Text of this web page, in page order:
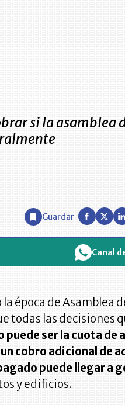
si la
Guardar
Canal
la época de Asamblea
todas las decisiones
puede ser la cuota
cobro adicional de
puede llegar a
y edificios.